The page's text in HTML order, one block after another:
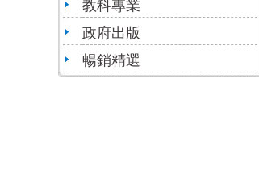
教科專業
政府出版
暢銷精選